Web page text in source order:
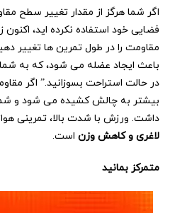
اگر شما هرگز از مقدار تغییر سطح
فضایی خود استفاده نکرده اید،
مقاومت را در طول تمرین ها تغییر
باعث ایجاد عضله می شود، که به
در حالت استراحت بسوزانید.” اگر
بیشتر به چالش کشیده می شود و
داشت. ورزش با شدت بالا، تمرینی
لاغری و کاهش وزن است.
متمرکز بمانید